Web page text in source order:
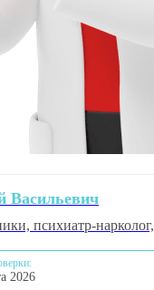
Васильевич
психиатр-нарколог,
2026